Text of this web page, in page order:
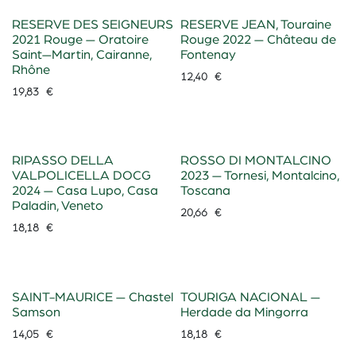
RESERVE DES SEIGNEURS
2021 Rouge — Oratoire
Saint—Martin, Cairanne,
Rhône
19,83 €
RESERVE JEAN, Touraine
Rouge 2022 — Château de
Fontenay
12,40€
RIPASSO DELLA
VALPOLICELLA DOCG
2024 — Casa Lupo, Casa
Paladin, Veneto
18,18 €
ROSSO DI MONTALCINO
2023 — Tornesi, Montalcino,
Toscana
20,66€
SAINT-MAURICE — Chastel
Samson
14,05 €
TOURIGA NACIONAL —
Herdade da Mingorra
18,18€